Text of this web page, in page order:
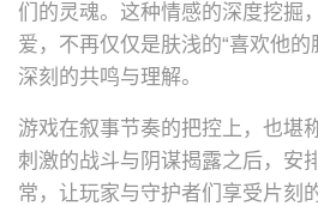
们的灵魂。这种情感的深度挖掘
爱，不再仅仅是肤浅的“喜欢他的
深刻的共鸣与理解。
游戏在叙事节奏的把控上，也堪
刺激的战斗与阴谋揭露之后，安
常，让玩家与守护者们享受片刻